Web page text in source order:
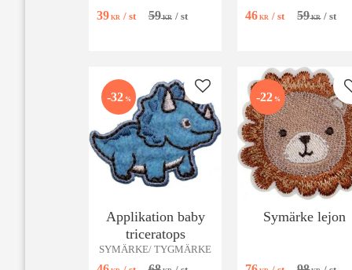
39KR / st 59KR / st 46 KR /st 59KR /st
Applikation baby
triceratops
SYMÄRKE/ TYGMÄRKE
32 % Lägg till i favoriter
Symärke lejon
22 %